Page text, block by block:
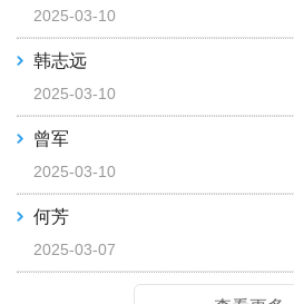
2025-03-10
韩志远
2025-03-10
曾军
2025-03-10
何芳
2025-03-07